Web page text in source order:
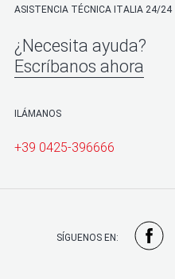
ASISTENCIA TÉCNICA ITALIA 24/24
¿Necesita ayuda?
Escríbanos ahora
ILÁMANOS
+39 0425-396666
SÍGUENOS EN: